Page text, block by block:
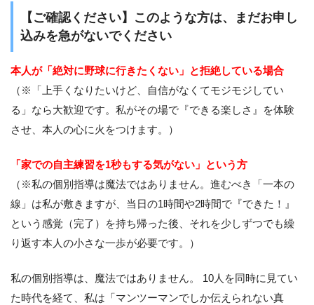
【ご確認ください】このような方は、まだお申し
込みを急がないでください
本人が「絶対に野球に行きたくない」と拒絶している場合
（※「上手くなりたいけど、自信がなくてモジモジしてい
る」なら大歓迎です。私がその場で『できる楽しさ』を体験
させ、本人の心に火をつけます。）
「家での自主練習を1秒もする気がない」という方
（※私の個別指導は魔法ではありません。進むべき「一本の
線」は私が敷きますが、当日の1時間や2時間で『できた！』
という感覚（完了）を持ち帰った後、それを少しずつでも繰
り返す本人の小さな一歩が必要です。）
私の個別指導は、魔法ではありません。 10人を同時に見てい
た時代を経て、私は「マンツーマンでしか伝えられない真